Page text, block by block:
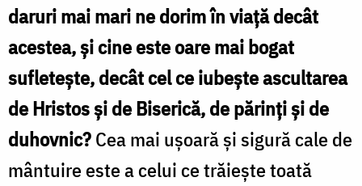
daruri mai mari ne dorim în viaţă decât
acestea, şi cine este oare mai bogat
sufleteşte, decât cel ce iubeşte ascultarea
de Hristos şi de Biserică, de părinţi şi de
duhovnic?Cea mai uşoară şi sigură cale de
mântuire este a celui ce trăieşte toată